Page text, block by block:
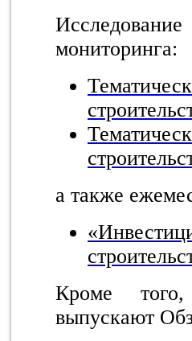
мониторинга:
а также
Кроме
выпускают